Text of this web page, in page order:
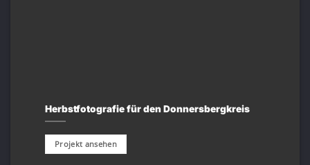
Herbstfotografie für den Donnersbergkreis
Projekt ansehen